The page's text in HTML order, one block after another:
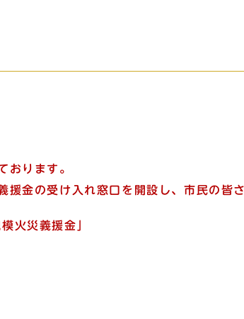
おります。
金の受け入れ窓口を開設し、市民の皆
火災義援金